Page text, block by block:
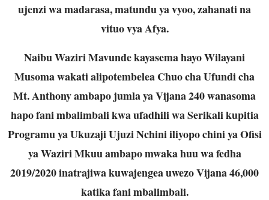
ujenzi wa madarasa, matundu ya vyoo, zahanati na
vituo vya Afya.
Naibu Waziri Mavunde kayasema hayo Wilayani
Musoma wakati alipotembelea Chuo cha Ufundi cha
Mt. Anthony ambapo jumla ya Vijana 240 wanasoma
hapo fani mbalimbali kwa ufadhili wa Serikali kupitia
Programu ya Ukuzaji Ujuzi Nchini iliyopo chini ya Ofisi
ya Waziri Mkuu ambapo mwaka huu wa fedha
2019/2020 inatrajiwa kuwajengea uwezo Vijana 46,000
katika fani mbalimbali.